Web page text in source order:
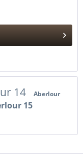
14
Aberlour
15